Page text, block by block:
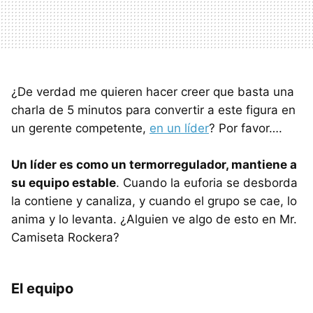
¿De verdad me quieren hacer creer que basta una
charla de 5 minutos para convertir a este figura en
un gerente competente, en un líder? Por favor….
Un líder es como un termorregulador, mantiene a
su equipo estable. Cuando la euforia se desborda
la contiene y canaliza, y cuando el grupo se cae, lo
anima y lo levanta. ¿Alguien ve algo de esto en Mr.
Camiseta Rockera?
El equipo